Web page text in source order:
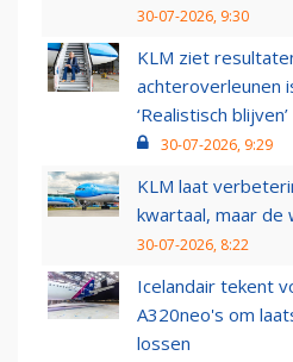
30-07-2026, 9:30
KLM ziet
achteroverleunen
‘Realistisch blijven’
30-07-2026, 9:29
KLM laat
kwartaal, maar de
30-07-2026, 8:22
Icelandair tekent
A320neo's om
lossen